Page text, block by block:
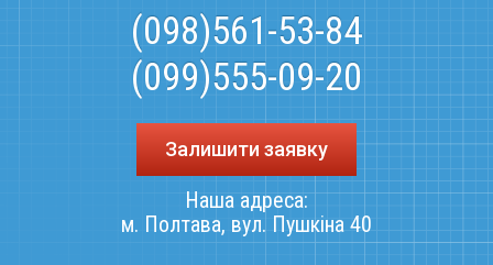
(098)561-53-84
(099)555-09-20
Залишити заявку
Наша адреса:
м. Полтава, вул. Пушкіна 40